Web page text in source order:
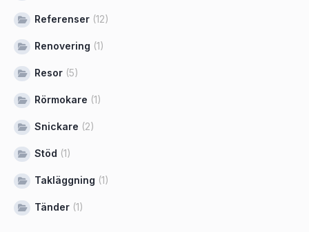
Referenser (12)
Renovering (1)
Resor (5)
Rörmokare (1)
Snickare (2)
Stöd (1)
Takläggning (1)
Tänder (1)